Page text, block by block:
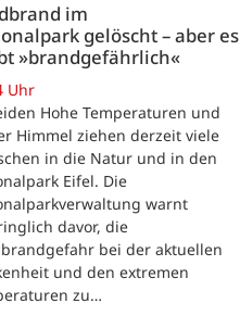
im
gelöscht – aber es
»brandgefährlich«
Uhr
Hohe Temperaturen und
Himmel ziehen derzeit viele
in die Natur und in den
Eifel. Die
warnt
davor, die
bei der aktuellen
und den extremen
zu…